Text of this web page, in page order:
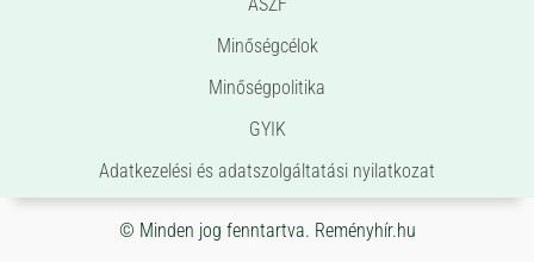
Minőségcélok
Minőségpolitika
GYIK
Adatkezelési és adatszolgáltatási nyilatkozat
© Minden jog fenntartva. Reményhír.hu